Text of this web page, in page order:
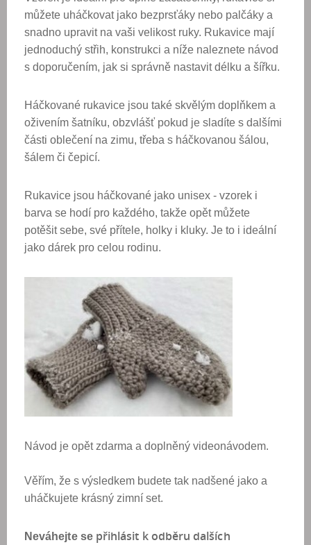
můžete uháčkovat jako bezprsťáky nebo palčáky a
snadno upravit na vaši velikost ruky. Rukavice mají
jednoduchý střih, konstrukci a níže naleznete návod
s doporučením, jak si správně nastavit délku a šířku.
Háčkované rukavice jsou také skvělým doplňkem a
oživením šatníku, obzvlášť pokud je sladíte s dalšími
části oblečení na zimu, třeba s háčkovanou šálou,
šálem či čepicí.
Rukavice jsou háčkované jako unisex - vzorek i
barva se hodí pro každého, takže opět můžete
potěšit sebe, své přítele, holky i kluky. Je to i ideální
jako dárek pro celou rodinu.
Návod je opět zdarma a doplněný videonávodem.
Věřím, že s výsledkem budete tak nadšené jako a
uháčkujete krásný zimní set.
Neváhejte se přihlásit k odběru dalších